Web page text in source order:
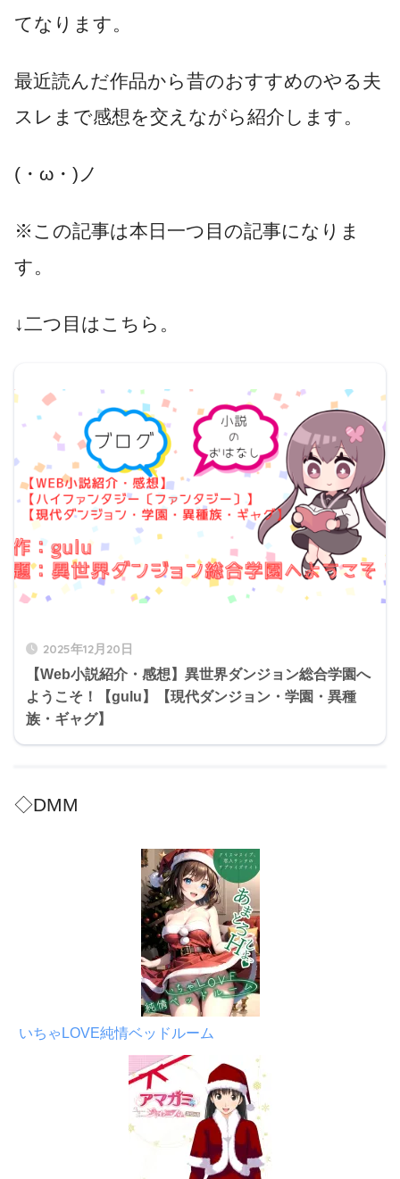
てなります。
最近読んだ作品から昔のおすすめのやる夫
スレまで感想を交えながら紹介します。
(・ω・)ノ
※この記事は本日一つ目の記事になりま
す。
↓二つ目はこちら。
2025年12月20日
【Web小説紹介・感想】異世界ダンジョン総合学園へ
ようこそ！【gulu】【現代ダンジョン・学園・異種
族・ギャグ】
◇DMM
いちゃLOVE純情ベッドルーム